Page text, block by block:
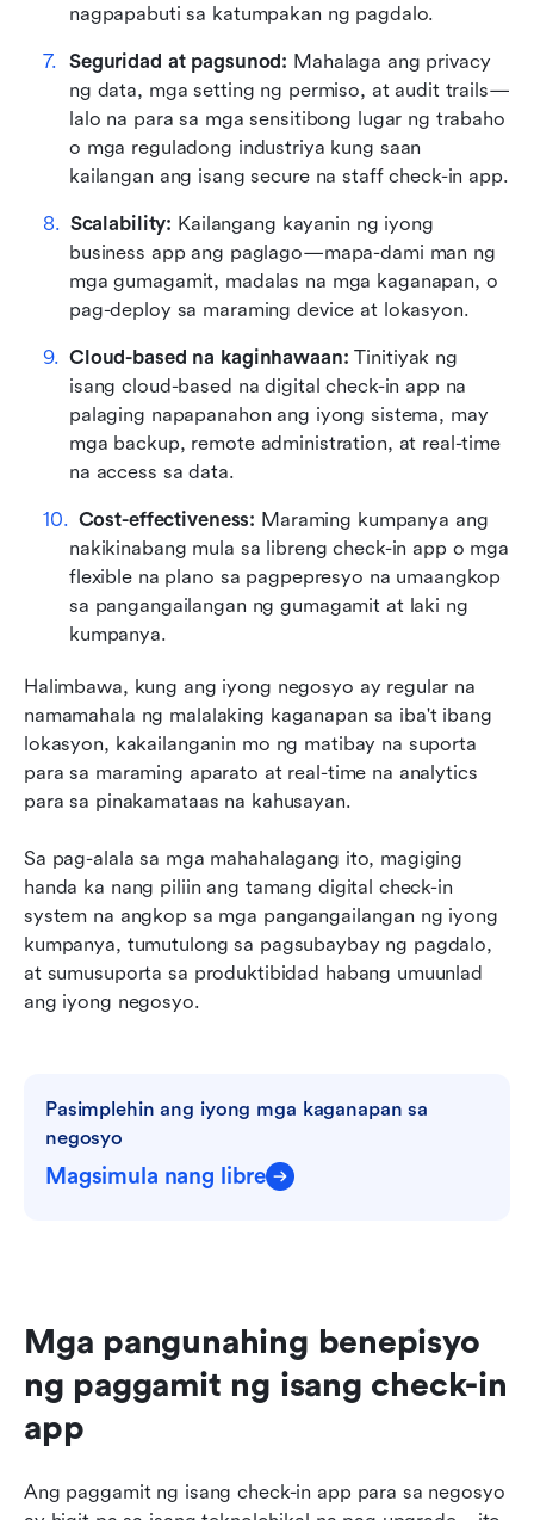
nagpapabuti sa katumpakan ng pagdalo.
Seguridad at pagsunod: Mahalaga ang privacy
ng data, mga setting ng permiso, at audit trails—
lalo na para sa mga sensitibong lugar ng trabaho
o mga reguladong industriya kung saan
kailangan ang isang secure na staff check-in app.
Scalability: Kailangang kayanin ng iyong
business app ang paglago—mapa-dami man ng
mga gumagamit, madalas na mga kaganapan, o
pag-deploy sa maraming device at lokasyon.
Cloud-based na kaginhawaan: Tinitiyak ng
isang cloud-based na digital check-in app na
palaging napapanahon ang iyong sistema, may
mga backup, remote administration, at real-time
na access sa data.
Cost-effectiveness: Maraming kumpanya ang
nakikinabang mula sa libreng check-in app o mga
flexible na plano sa pagpepresyo na umaangkop
sa pangangailangan ng gumagamit at laki ng
kumpanya.
Halimbawa, kung ang iyong negosyo ay regular na
namamahala ng malalaking kaganapan sa iba't ibang
lokasyon, kakailanganin mo ng matibay na suporta
para sa maraming aparato at real-time na analytics
para sa pinakamataas na kahusayan.
Sa pag-alala sa mga mahahalagang ito, magiging
handa ka nang piliin ang tamang digital check-in
system na angkop sa mga pangangailangan ng iyong
kumpanya, tumutulong sa pagsubaybay ng pagdalo,
at sumusuporta sa produktibidad habang umuunlad
ang iyong negosyo.
Pasimplehin ang iyong mga kaganapan sa
negosyo
Magsimula nang libre
Mga pangunahing benepisyo
ng paggamit ng isang check-in
app
Ang paggamit ng isang check-in app para sa negosyo